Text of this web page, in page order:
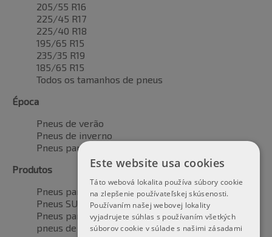
205/55 R16
225/45 R17
225/40 R18
195/65 R15
235/35 R19
185/65 R15
Todos os tamanhos de pneus
Época
Pneus de verão
Pneus de inverno
Pneus para todas as estações
Produtos
Pneus para automóveis
Pneus SUV / 4x4
Pneus para veículos de transporte
pneus de motocicleta
Este website usa cookies
Táto webová lokalita používa súbory cookie
na zlepšenie používateľskej skúsenosti.
Používaním našej webovej lokality
vyjadrujete súhlas s používaním všetkých
súborov cookie v súlade s našimi zásadami